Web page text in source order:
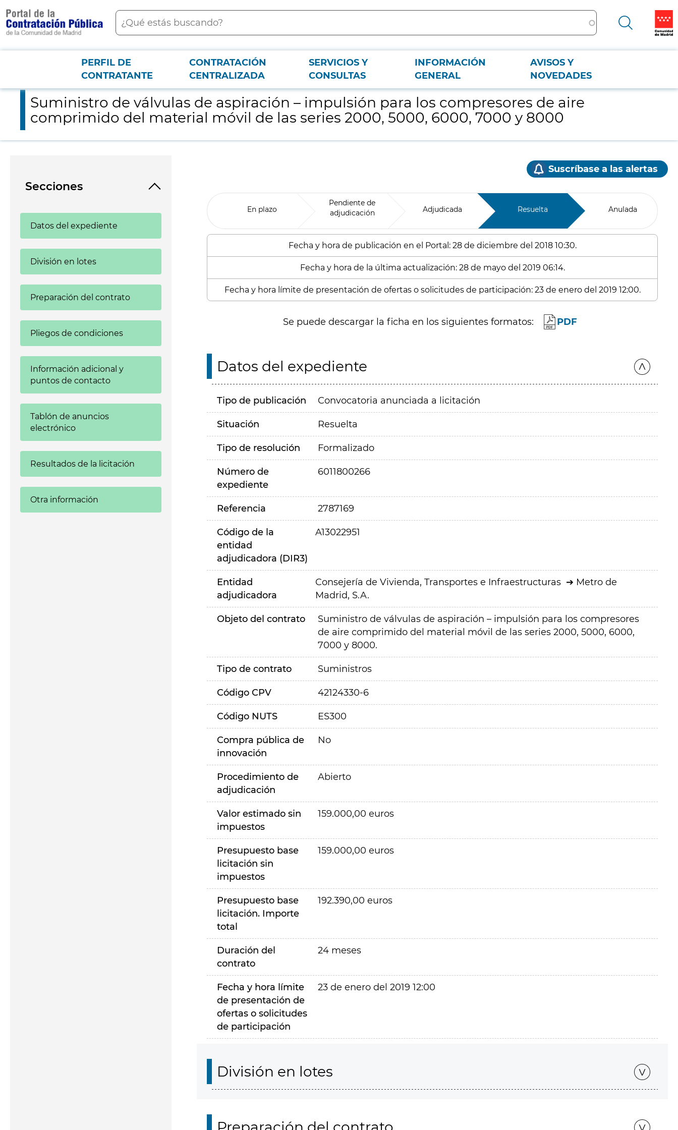
contenido
principal
Buscar
Menú PCON
PERFIL DE
CONTRATANTE
CONTRATACIÓN
CENTRALIZADA
SERVICIOS Y
CONSULTAS
INFORMACIÓN
GENERAL
AVISOS Y
NOVEDADES
Suministro de válvulas de aspiración – impulsión para los compresores de aire comprimido del material móvil de las series 2000, 5000, 6000, 7000 y 8000
Suministro de válvulas de aspiración – impulsión para los compresores de aire
comprimido del material móvil de las series 2000, 5000, 6000, 7000 y 8000
Secciones
Datos del expediente
División en lotes
Preparación del contrato
Pliegos de condiciones
Información adicional y
puntos de contacto
Tablón de anuncios
electrónico
Resultados de la licitación
Otra información
Suscríbase a las alertas
En plazo
Pendiente de
adjudicación
Adjudicada Resuelta Anulada
Fecha y hora de publicación en el Portal: 28 de diciembre del 2018 10:30.
Fecha y hora de la última actualización: 28 de mayo del 2019 06:14.
Fecha y hora límite de presentación de ofertas o solicitudes de participación: 23 de enero del 2019 12:00.
Se puede descargar la ficha en los siguientes formatos: PDF
Datos del expediente
Tipo de publicación Convocatoria anunciada a licitación
Situación Resuelta
Tipo de resolución Formalizado
Número de
expediente
6011800266
Referencia 2787169
Código de la
entidad
adjudicadora (DIR3)
A13022951
Entidad
adjudicadora
Consejería de Vivienda, Transportes e Infraestructuras
Metro de
Madrid, S.A.
Objeto del contrato
Suministro de válvulas de aspiración – impulsión para los compresores
de aire comprimido del material móvil de las series 2000, 5000, 6000,
7000 y 8000.
Tipo de contrato Suministros
Código CPV 42124330-6
Código NUTS ES300
Compra pública de
innovación
No
Procedimiento de
adjudicación
Abierto
Valor estimado sin
impuestos
159.000,00 euros
Presupuesto base
licitación sin
impuestos
159.000,00 euros
Presupuesto base
licitación. Importe
total
192.390,00 euros
Duración del
contrato
24 meses
Fecha y hora límite
de presentación de
ofertas o solicitudes
de participación
23 de enero del 2019 12:00
División en lotes